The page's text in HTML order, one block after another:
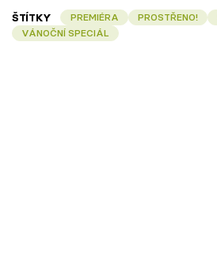
ŠTÍTKY PREMIÉRA PROSTŘENO!
VÁNOČNÍ SPECIÁL